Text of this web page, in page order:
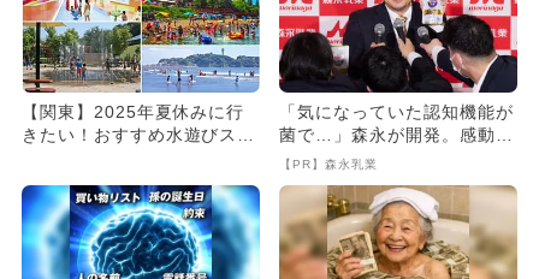
【関東】2025年夏休みに行
きたい！おすすめ水遊びスポ
「気になっていた認知機能が
菌で…」森永が開発。感動の
70代続出
【PR】森永乳業